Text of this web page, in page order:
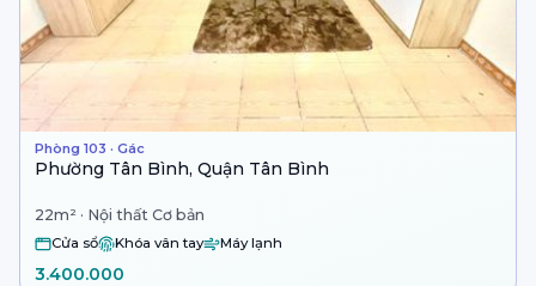
Phòng 103 · Gác
Phường Tân Bình, Quận Tân Bình
22m² · Nội thất Cơ bản
Cửa sổ Khóa vân tay Máy lạnh
3.400.000